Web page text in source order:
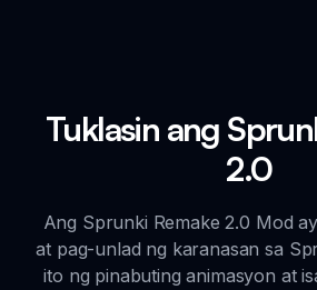
Tuklasin ang
2.0
Ang Sprunki Remake 2.0 Mod
at pag-unlad ng karanasan sa
ito ng pinabuting animasyon at